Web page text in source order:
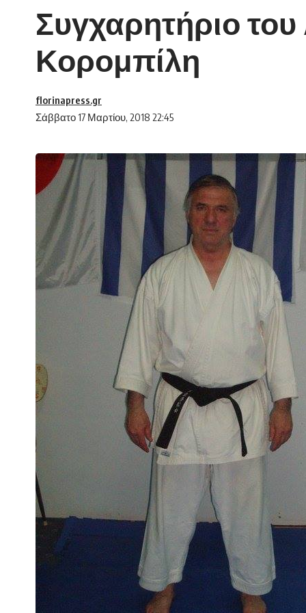
Συγχαρητήριο
Κορομπίλη
Σάββατο 17 Μαρτίου, 2018 22:45
florinapress.gr